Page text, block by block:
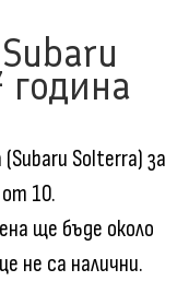
Solterra) за
10.
ще бъде около
не са налични.